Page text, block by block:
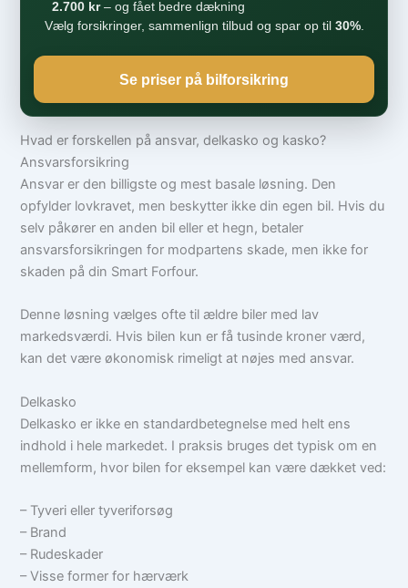
2.700 kr– og fået bedre dækning
Vælg forsikringer, sammenlign tilbud og spar op til 30%.
Se priser på bilforsikring
Hvad er forskellen på ansvar, delkasko og kasko?
Ansvarsforsikring
Ansvar er den billigste og mest basale løsning. Den
opfylder lovkravet, men beskytter ikke din egen bil. Hvis du
selv påkører en anden bil eller et hegn, betaler
ansvarsforsikringen for modpartens skade, men ikke for
skaden på din Smart Forfour.
Denne løsning vælges ofte til ældre biler med lav
markedsværdi. Hvis bilen kun er få tusinde kroner værd,
kan det være økonomisk rimeligt at nøjes med ansvar.
Delkasko
Delkasko er ikke en standardbetegnelse med helt ens
indhold i hele markedet. I praksis bruges det typisk om en
mellemform, hvor bilen for eksempel kan være dækket ved:
– Tyveri eller tyveriforsøg
– Brand
– Rudeskader
– Visse former for hærværk